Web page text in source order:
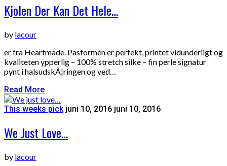
Kjolen Der Kan Det Hele…
by lacour
er fra Heartmade. Pasformen er perfekt, printet vidunderligt og
kvaliteten ypperlig – 100% stretch silke – fin perle signatur
pynt i halsudskÃ¦ringen og ved…
Read More
This weeks pick juni 10, 2016 juni 10, 2016
We Just Love…
by lacour